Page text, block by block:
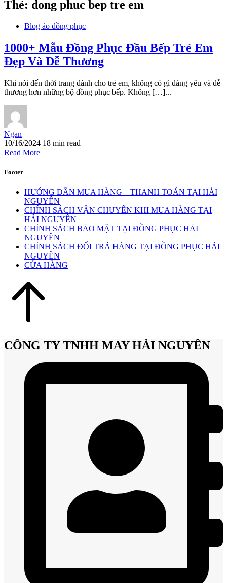
Thẻ: dong phuc bep tre em
Blog áo đồng phục
1000+ Mẫu Đồng Phục Đầu Bếp Trẻ Em
Đẹp Và Dễ Thương
Khi nói đến thời trang dành cho trẻ em, không có gì đáng yêu và dễ
thương hơn những bộ đồng phục bếp. Không […]...
Ngan
10/16/2024 18 min read
Read More
Footer
HƯỚNG DẪN MUA HÀNG – THANH TOÁN TẠI HẢI
NGUYÊN
CHÍNH SÁCH VẬN CHUYỂN KHI MUA HÀNG TẠI
HẢI NGUYÊN
CHÍNH SÁCH BẢO MẬT TẠI ĐỒNG PHỤC HẢI
NGUYÊN
CHÍNH SÁCH ĐỔI TRẢ HÀNG TẠI ĐỒNG PHỤC HẢI
NGUYÊN
CỬA HÀNG
CÔNG TY TNHH MAY HẢI NGUYÊN